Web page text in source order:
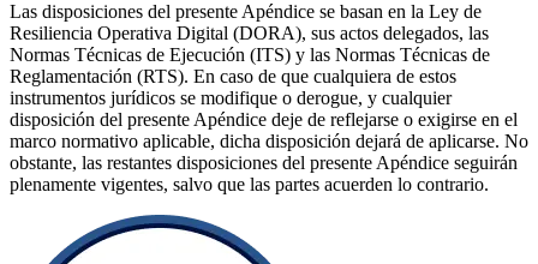
Las disposiciones del presente Apéndice se basan en la Ley de
Resiliencia Operativa Digital (DORA), sus actos delegados, las
Normas Técnicas de Ejecución (ITS) y las Normas Técnicas de
Reglamentación (RTS). En caso de que cualquiera de estos
instrumentos jurídicos se modifique o derogue, y cualquier
disposición del presente Apéndice deje de reflejarse o exigirse en el
marco normativo aplicable, dicha disposición dejará de aplicarse. No
obstante, las restantes disposiciones del presente Apéndice seguirán
plenamente vigentes, salvo que las partes acuerden lo contrario.